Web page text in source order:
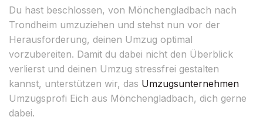
Du hast beschlossen, von Mönchengladbach nach
Trondheim umzuziehen und stehst nun vor der
Herausforderung, deinen Umzug optimal
vorzubereiten. Damit du dabei nicht den Überblick
verlierst und deinen Umzug stressfrei gestalten
kannst, unterstützen wir, das Umzugsunternehmen
Umzugsprofi Eich aus Mönchengladbach, dich gerne
dabei.